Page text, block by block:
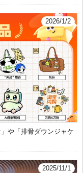
2026/1/2
や「排骨ダウンジャケ
2025/11/1